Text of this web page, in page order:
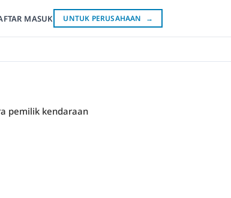
MASUK UNTUK PERUSAHAAN →
pemilik kendaraan